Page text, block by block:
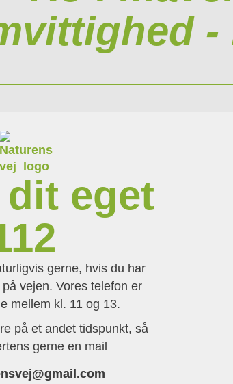
-
dit eget
gerne, hvis du har
vejen. Vores telefon er
mellem kl. 11 og 13.
på et andet tidspunkt, så
gerne en mail